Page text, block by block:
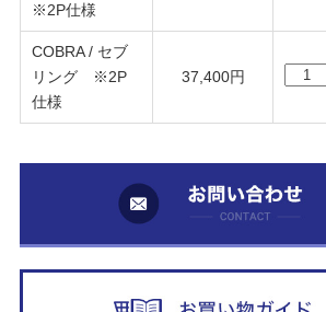
※2P仕様
COBRA / セブ
リング ※2P
仕様
37,400円